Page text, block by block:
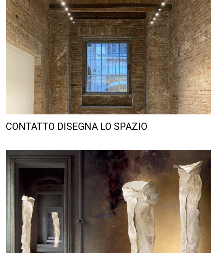
CONTATTO DISEGNA LO SPAZIO